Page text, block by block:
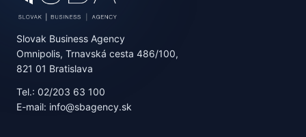
Slovak Business Agency
Omnipolis, Trnavská cesta 486/100,
821 01 Bratislava
Tel.: 02/203 63 100
E-mail: info@sbagency.sk